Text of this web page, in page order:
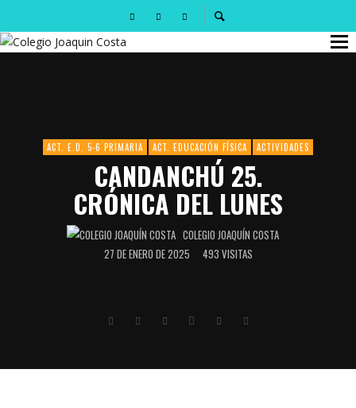
ACT. E.D. 5-6 PRIMARIA ACT. EDUCACIÓN FÍSICA ACTIVIDADES
CANDANCHÚ 25.
CRÓNICA DEL LUNES
COLEGIO JOAQUÍN COSTA
27 DE ENERO DE 2025
493 VISITAS